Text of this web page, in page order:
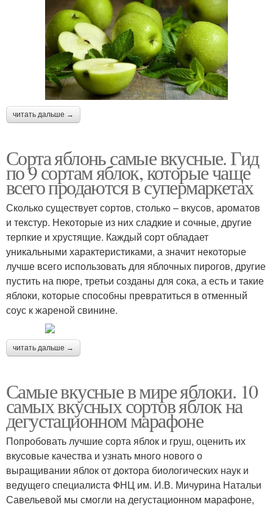
читать дальше →
Сорта яблонь самые вкусные. Гид
по 9 сортам яблок, которые чаще
всего продаются в супермаркетах
Сколько существует сортов, столько – вкусов, ароматов
и текстур. Некоторые из них сладкие и сочные, другие
терпкие и хрустящие. Каждый сорт обладает
уникальными характеристиками, а значит некоторые
лучше всего использовать для яблочных пирогов, другие
пустить на пюре, третьи созданы для сока, а есть и такие
яблоки, которые способны превратиться в отменный
соус к жареной свинине.
читать дальше →
Самые вкусные в мире яблоки. 10
самых вкусных сортов яблок на
дегустационном марафоне
Попробовать лучшие сорта яблок и груш, оценить их
вкусовые качества и узнать много нового о
выращивании яблок от доктора биологических наук и
ведущего специалиста ФНЦ им. И.В. Мичурина Натальи
Савельевой мы смогли на дегустационном марафоне,